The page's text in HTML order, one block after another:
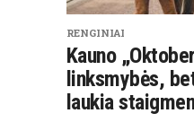
RENGINIAI
Kauno
linksmybės,
laukia